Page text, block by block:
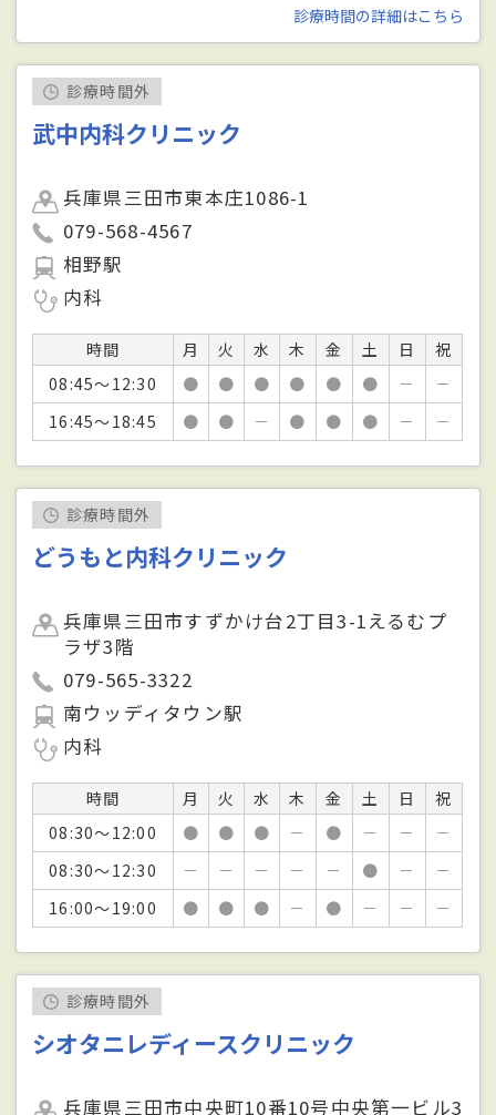
診療時間の詳細はこちら
診療時間外
武中内科クリニック
兵庫県三田市東本庄1086-1
079-568-4567
相野駅
内科
時間 月 火 水 木 金 土 日
祝
08:45～12:30
● ● ● ● ● ● －
－
16:45～18:45
● ● － ● ● ● － －
診療時間外
どうもと内科クリニック
兵庫県三田市すずかけ台2丁目3-1えるむプ
ラザ3階
079-565-3322
南ウッディタウン駅
内科
時間 月 火 水 木 金 土 日
祝
08:30～12:00
● ● ● － ● － －
－
08:30～12:30
－ － － － － ● －
－
16:00～19:00
● ● ● － ● － － －
診療時間外
シオタニレディースクリニック
兵庫県三田市中央町10番10号中央第一ビル3